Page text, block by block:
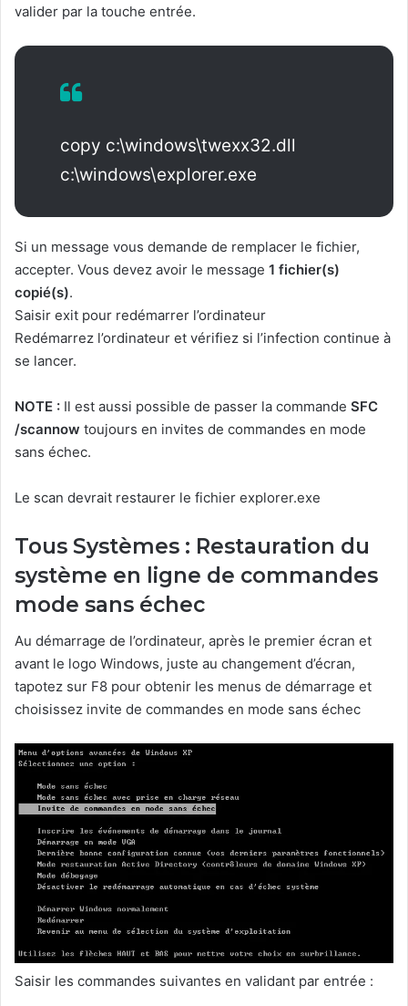
valider par la touche entrée.
copy c:\windows\twexx32.dll
c:\windows\explorer.exe
Si un message vous demande de remplacer le fichier,
accepter. Vous devez avoir le message 1 fichier(s)
copié(s).
Saisir exit pour redémarrer l’ordinateur
Redémarrez l’ordinateur et vérifiez si l’infection continue à
se lancer.
NOTE : Il est aussi possible de passer la commande SFC
/scannow toujours en invites de commandes en mode
sans échec.
Le scan devrait restaurer le fichier explorer.exe
Tous Systèmes : Restauration du
système en ligne de commandes
mode sans échec
Au démarrage de l’ordinateur, après le premier écran et
avant le logo Windows, juste au changement d’écran,
tapotez sur F8 pour obtenir les menus de démarrage et
choisissez invite de commandes en mode sans échec
Saisir les commandes suivantes en validant par entrée :